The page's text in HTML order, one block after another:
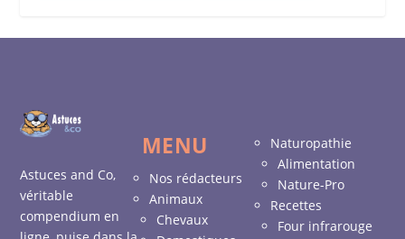
Astuces and Co,
véritable
compendium en
MENU
Nos rédacteurs
Animaux
Chevaux
Naturopathie
Alimentation
Nature-Pro
Recettes
Four infrarouge